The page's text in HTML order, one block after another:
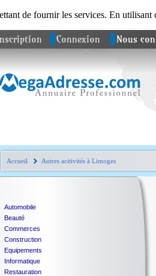
de fournir les services. En
Connexion Nous
Accueil Autres acitivités à Limoges
Automobile
Beauté
Commerces
Construction
Equipements
Informatique
Restauration